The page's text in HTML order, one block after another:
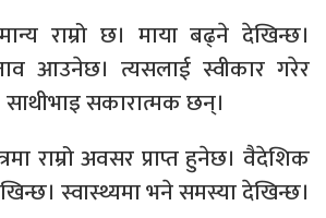
राम्रो छ। माया बढ्ने देखिन्छ।
आउनेछ। त्यसलाई स्वीकार गरेर
सकारात्मक छन्।
राम्रो अवसर प्राप्त हुनेछ। वैदेशिक
स्वास्थ्यमा भने समस्या देखिन्छ।